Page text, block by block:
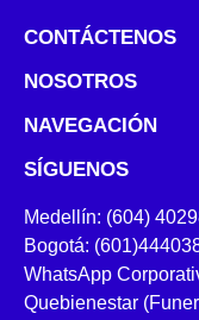
CONTÁCTENOS
NOSOTROS
NAVEGACIÓN
SÍGUENOS
Medellín: (604)
Bogotá:
WhatsApp
Quebienestar